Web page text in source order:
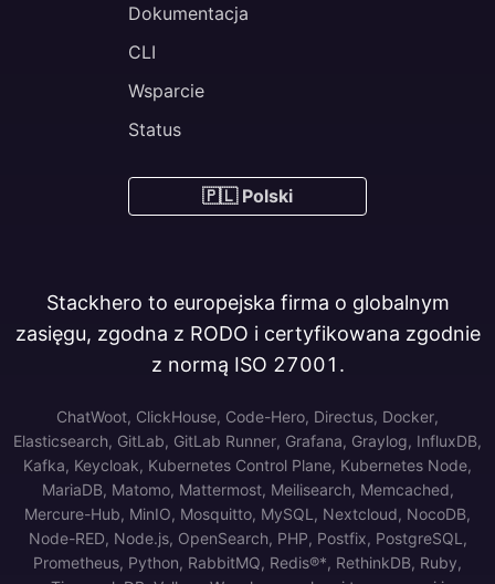
Dokumentacja
CLI
Wsparcie
Status
🇵🇱 Polski
Stackhero to europejska firma o globalnym
zasięgu, zgodna z RODO i certyfikowana zgodnie
z normą ISO 27001.
ChatWoot, ClickHouse, Code-Hero, Directus, Docker,
Elasticsearch, GitLab, GitLab Runner, Grafana, Graylog, InfluxDB,
Kafka, Keycloak, Kubernetes Control Plane, Kubernetes Node,
MariaDB, Matomo, Mattermost, Meilisearch, Memcached,
Mercure-Hub, MinIO, Mosquitto, MySQL, Nextcloud, NocoDB,
Node-RED, Node.js, OpenSearch, PHP, Postfix, PostgreSQL,
Prometheus, Python, RabbitMQ, Redis®*, RethinkDB, Ruby,